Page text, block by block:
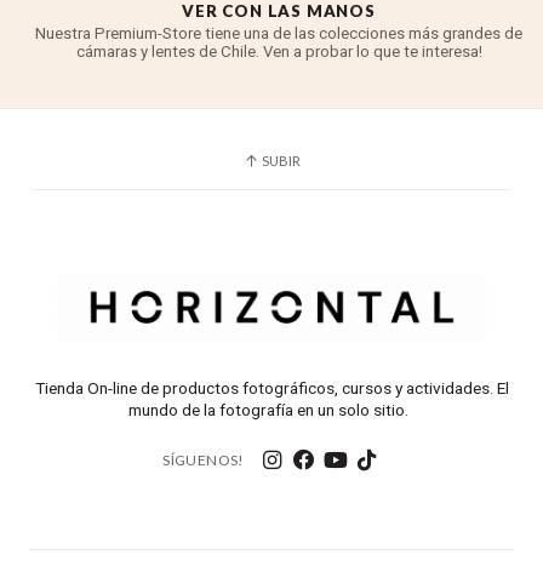
VER CON LAS MANOS
Nuestra Premium-Store tiene una de las colecciones más grandes de
cámaras y lentes de Chile. Ven a probar lo que te interesa!
SUBIR
Tienda On-line de productos fotográficos, cursos y actividades. El
mundo de la fotografía en un solo sitio.
SÍGUENOS!